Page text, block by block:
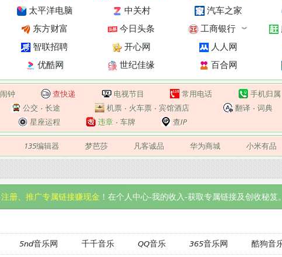
太平洋电脑 中关村 汽车之家
东方财富 今日头条 工商银行 ︾
智联招聘 开心网 人人网
优酷网 世纪佳缘 百合网
闹钟 查快递 电视节目 常用电话 手机归属
公交 ·长途 机票· 火车票· 宾馆酒店 翻译· 词典
星座运程 违章 · 车牌 查IP
135编辑器 梦芭莎 凡客诚品 华为商城 小米有品
注册、推广专属链接赚现金 ！在个人中心-我的收入-获取专属链接及创收秘笈。
5nd音乐网 千千音乐 QQ音乐 365音乐网 酷狗音